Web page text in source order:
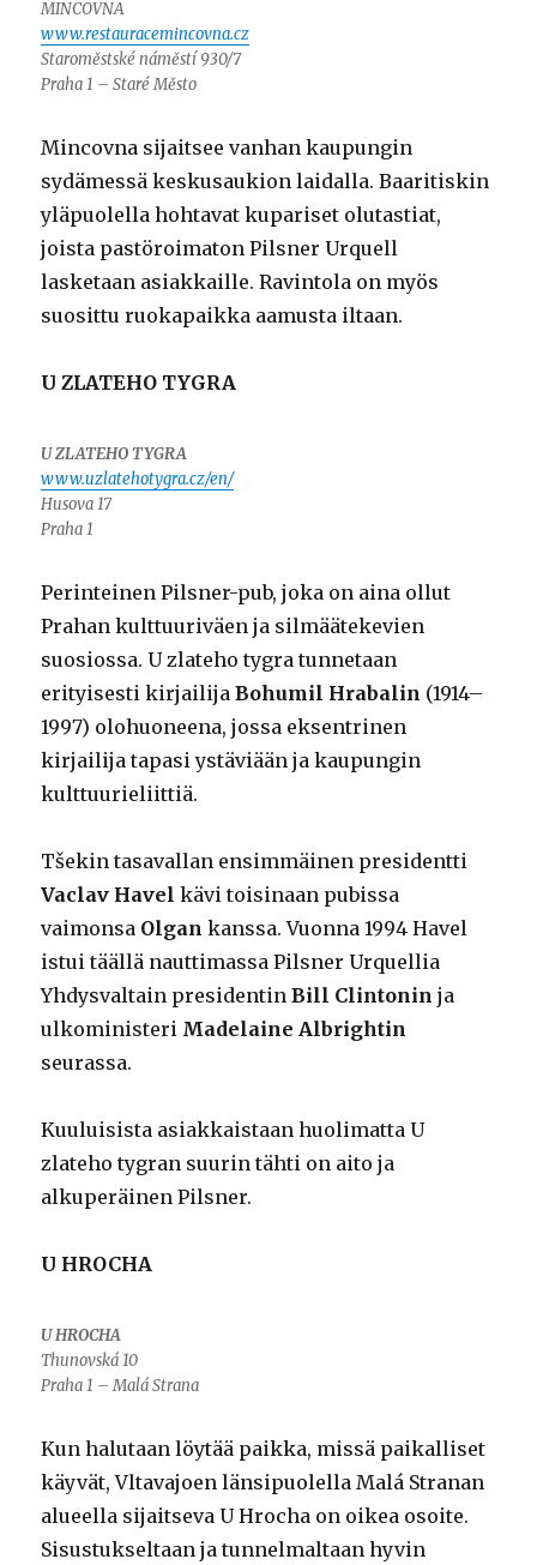
MINCOVNA
www.restauracemincovna.cz
Staroměstské náměstí 930/7
Praha 1 – Staré Město
Mincovna sijaitsee vanhan kaupungin
sydämessä keskusaukion laidalla. Baaritiskin
yläpuolella hohtavat kupariset olutastiat,
joista pastöroimaton Pilsner Urquell
lasketaan asiakkaille. Ravintola on myös
suosittu ruokapaikka aamusta iltaan.
U ZLATEHO TYGRA
U ZLATEHO TYGRA
www.uzlatehotygra.cz/en/
Husova 17
Praha 1
Perinteinen Pilsner-pub, joka on aina ollut
Prahan kulttuuriväen ja silmäätekevien
suosiossa. U zlateho tygra tunnetaan
erityisesti kirjailijaBohumil Hrabalin (1914–
1997) olohuoneena, jossa eksentrinen
kirjailija tapasi ystäviään ja kaupungin
kulttuurieliittiä.
Tšekin tasavallan ensimmäinen presidentti
Vaclav Havelkävi toisinaan pubissa
vaimonsa Olgankanssa. Vuonna 1994 Havel
istui täällä nauttimassa Pilsner Urquellia
Yhdysvaltain presidentinBill Clintoninja
ulkoministeri Madelaine Albrightin
seurassa.
Kuuluisista asiakkaistaan huolimatta U
zlateho tygran suurin tähti on aito ja
alkuperäinen Pilsner.
U HROCHA
U HROCHA
Thunovská 10
Praha 1 – Malá Strana
Kun halutaan löytää paikka, missä paikalliset
käyvät, Vltavajoen länsipuolella Malá Stranan
alueella sijaitseva U Hrocha on oikea osoite.
Sisustukseltaan ja tunnelmaltaan hyvin